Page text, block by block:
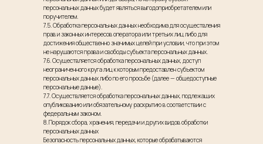
персональных данных будет являться выгодоприобретателем или
поручителем.
7.5. Обработка персональных данных необходима для осуществления
прав и законных интересов оператора или третьих лиц либо для
достижения общественно значимых целей при условии, что при этом
не нарушаются права и свободы субъекта персональных данных.
7.6. Осуществляется обработка персональных данных, доступ
неограниченного круга лиц к которым предоставлен субъектом
персональных данных либо по его просьбе (далее — общедоступные
персональные данные).
7.7. Осуществляется обработка персональных данных, подлежащих
опубликованию или обязательному раскрытию в соответствии с
федеральным законом.
8. Порядок сбора, хранения, передачи и других видов обработки
персональных данных
Безопасность персональных данных, которые обрабатываются